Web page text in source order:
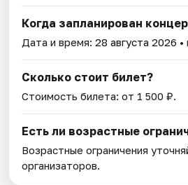
Когда запланирован
Дата и время:28 августа 2026 •
Сколько стоит билет?
Стоимость билета: от 1 500 ₽.
Есть ли возрастные
Возрастные ограничения
организаторов.